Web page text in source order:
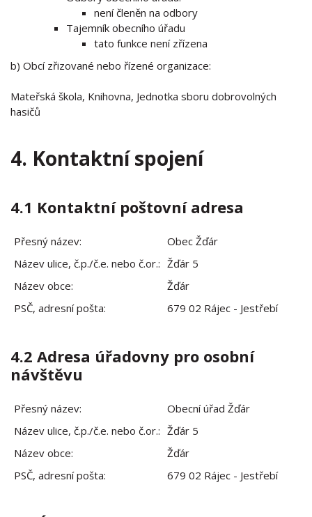
není členěn na odbory
Tajemník obecního úřadu
tato funkce není zřízena
b) Obcí zřizované nebo řízené organizace:
Mateřská škola, Knihovna, Jednotka sboru dobrovolných
hasičů
4. Kontaktní spojení
4.1 Kontaktní poštovní adresa
Přesný název:
Obec Žďár
Název ulice, č.p./č.e. nebo č.or.: Žďár 5
Název obce:
Žďár
PSČ, adresní pošta:
679 02 Rájec - Jestřebí
4.2 Adresa úřadovny pro osobní
návštěvu
Přesný název:
Obecní úřad Žďár
Název ulice, č.p./č.e. nebo č.or.: Žďár 5
Název obce:
Žďár
PSČ, adresní pošta:
679 02 Rájec - Jestřebí